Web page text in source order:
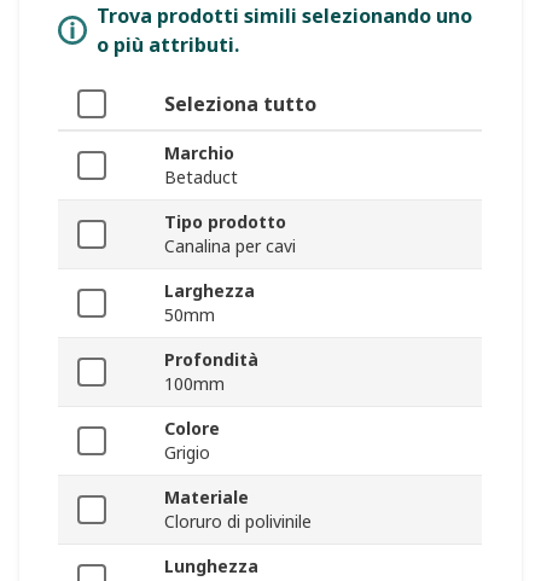
Trova prodotti simili selezionando uno
o più attributi.
Seleziona tutto
Marchio
Betaduct
Tipo prodotto
Canalina per cavi
Larghezza
50mm
Profondità
100mm
Colore
Grigio
Materiale
Cloruro di polivinile
Lunghezza